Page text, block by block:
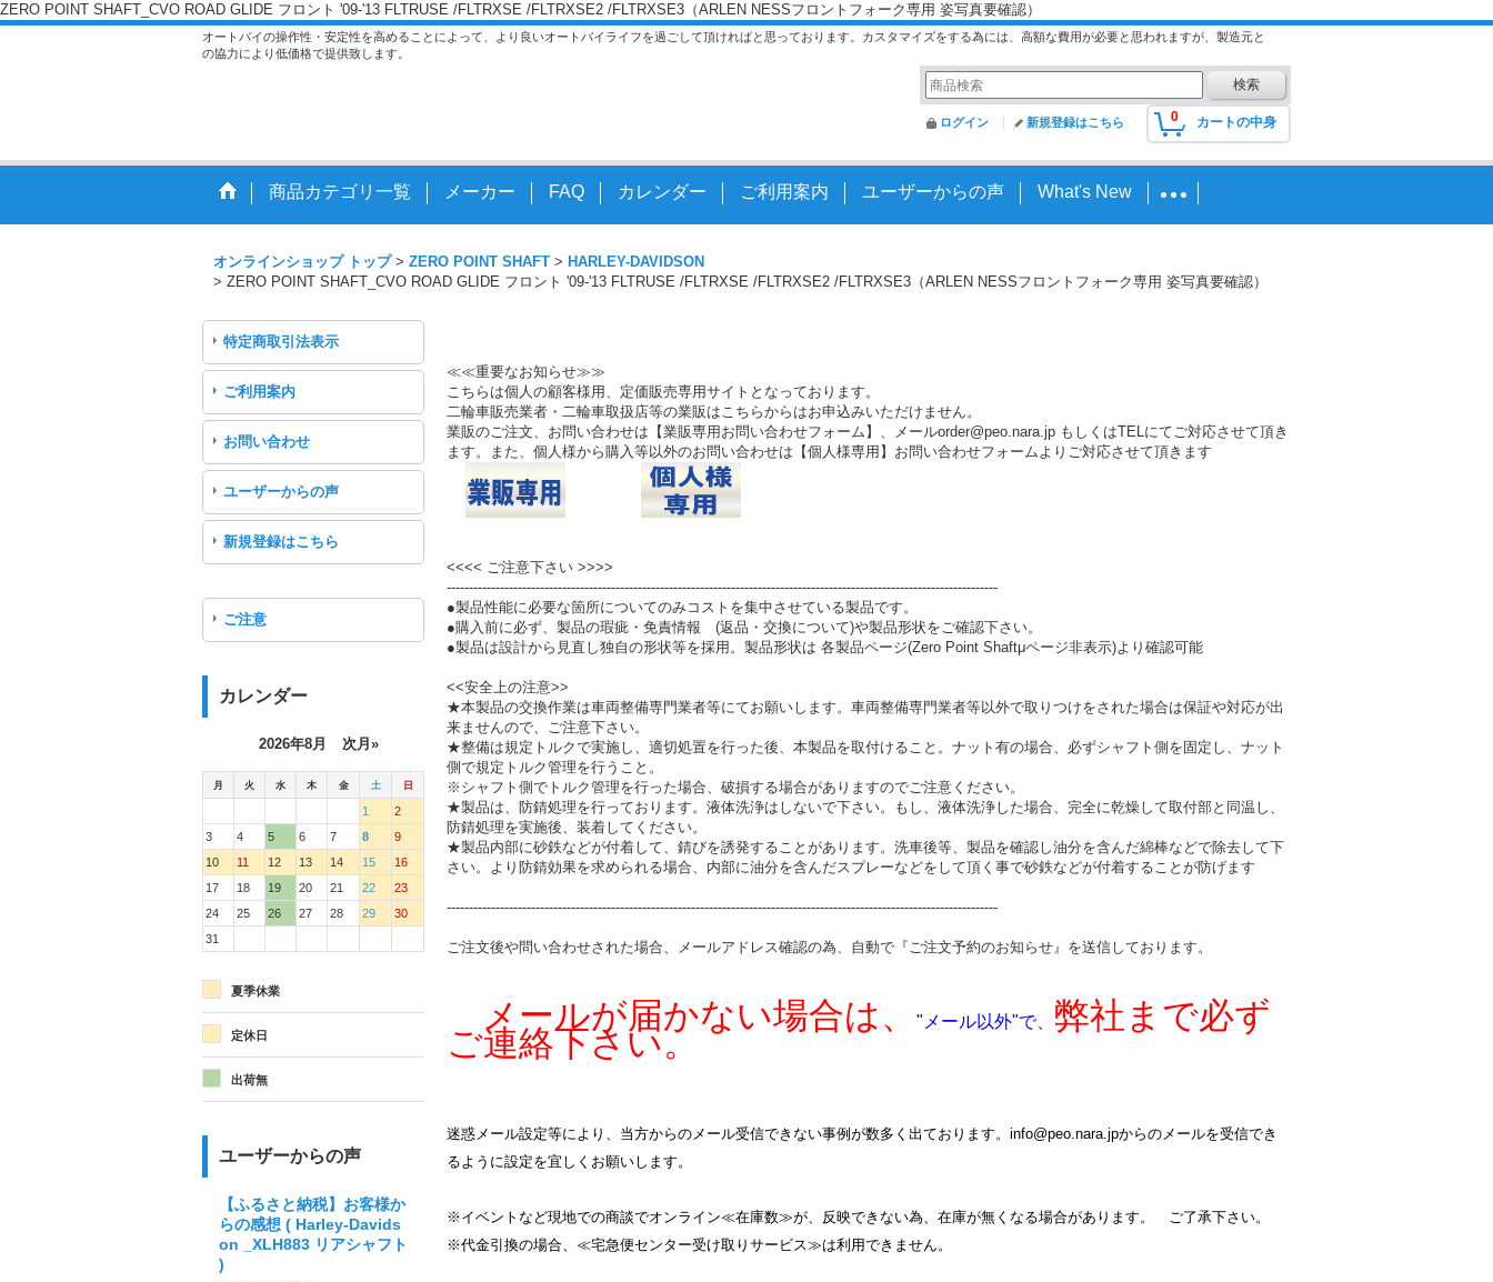
ZERO POINT SHAFT_CVO ROAD GLIDE フロント '09-'13 FLTRUSE /FLTRXSE /FLTRXSE2 /FLTRXSE3（ARLEN NESSフロントフォーク専用 姿写真要確認）
オートバイの操作性・安定性を高めることによって、より良いオートバイライフを過ごして頂ければと思っております。カスタマイズをする為には、高額な費用が必要と思われますが、製造元と
の協力により低価格で提供致します。
0 カートの中身
ログイン 新規登録はこちら
商品カテゴリ一覧 メーカー FAQ カレンダー ご利用案内 ユーザーからの声 What's New
オンラインショップ トップ > ZERO POINT SHAFT > HARLEY-DAVIDSON
> ZERO POINT SHAFT_CVO ROAD GLIDE フロント '09-'13 FLTRUSE /FLTRXSE /FLTRXSE2 /FLTRXSE3（ARLEN NESSフロントフォーク専用 姿写真要確認）
特定商取引法表示
ご利用案内
お問い合わせ
ユーザーからの声
新規登録はこちら
ご注意
カレンダー
2026年8月 次月»
月 火 水 木 金 土 日
1
2
3
4 5 6 7 8
9
10
11 12 13 14 15
16
17
18 19 20 21 22
23
24
25 26 27 28 29
30
31
夏季休業
定休日
出荷無
ユーザーからの声
【ふるさと納税】お客様か
らの感想 ( Harley-Davids
on _XLH883 リアシャフト
)
≪≪重要なお知らせ≫≫
こちらは個人の顧客様用、定価販売専用サイトとなっております。
二輪車販売業者・二輪車取扱店等の業販はこちらからはお申込みいただけません。
業販のご注文、お問い合わせは【業販専用お問い合わせフォーム】、メールorder@peo.nara.jp もしくはTELにてご対応させて頂き
ます。また、個人様から購入等以外のお問い合わせは【個人様専用】お問い合わせフォームよりご対応させて頂きます
<<<< ご注意下さい >>>>
----------------------------------------------------------------------------------------------------------------------------
●製品性能に必要な箇所についてのみコストを集中させている製品です。
●購入前に必ず、製品の瑕疵・免責情報 (返品・交換について)や製品形状をご確認下さい。
●製品は設計から見直し独自の形状等を採用。製品形状は 各製品ページ(Zero Point Shaftμページ非表示)より確認可能
<<安全上の注意>>
★本製品の交換作業は車両整備専門業者等にてお願いします。車両整備専門業者等以外で取りつけをされた場合は保証や対応が出
来ませんので、ご注意下さい。
★整備は規定トルクで実施し、適切処置を行った後、本製品を取付けること。ナット有の場合、必ずシャフト側を固定し、ナット
側で規定トルク管理を行うこと。
※シャフト側でトルク管理を行った場合、破損する場合がありますのでご注意ください。
★製品は、防錆処理を行っております。液体洗浄はしないで下さい。もし、液体洗浄した場合、完全に乾燥して取付部と同温し、
防錆処理を実施後、装着してください。
★製品内部に砂鉄などが付着して、錆びを誘発することがあります。洗車後等、製品を確認し油分を含んだ綿棒などで除去して下
さい。より防錆効果を求められる場合、内部に油分を含んだスプレーなどをして頂く事で砂鉄などが付着することが防げます
----------------------------------------------------------------------------------------------------------------------------
ご注文後や問い合わせされた場合、メールアドレス確認の為、自動で『ご注文予約のお知らせ』を送信しております。
メールが届かない場合は、 "メール以外"で、 弊社まで必ず
ご連絡下さい。
迷惑メール設定等により、当方からのメール受信できない事例が数多く出ております。info@peo.nara.jpからのメールを受信でき
るように設定を宜しくお願いします。
※イベントなど現地での商談でオンライン≪在庫数≫が、反映できない為、在庫が無くなる場合があります。 ご了承下さい。
※代金引換の場合、≪宅急便センター受け取りサービス≫は利用できません。